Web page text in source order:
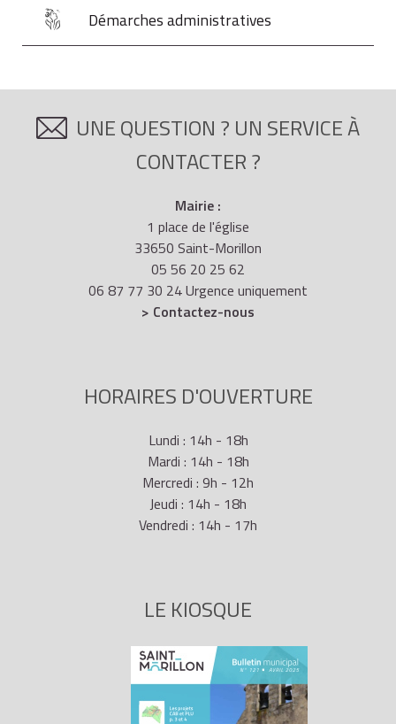
Démarches administratives
UNE QUESTION ? UN SERVICE À
CONTACTER ?
Mairie :
1 place de l'église
33650 Saint-Morillon
05 56 20 25 62
06 87 77 30 24 Urgence uniquement
> Contactez-nous
HORAIRES D'OUVERTURE
Lundi : 14h - 18h
Mardi : 14h - 18h
Mercredi : 9h - 12h
Jeudi : 14h - 18h
Vendredi : 14h - 17h
LE KIOSQUE